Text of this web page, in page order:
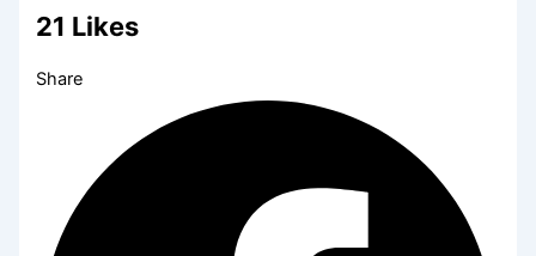
21 Likes
Share